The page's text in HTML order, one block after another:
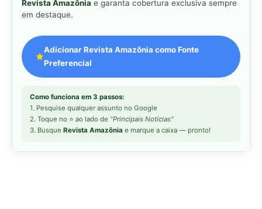
Revista Amazônia e garanta cobertura exclusiva sempre
em destaque.
Adicionar Revista Amazônia como Fonte
Preferencial
Como funciona em 3 passos:
1. Pesquise qualquer assunto no Google
2. Toque no ⭐ ao lado de "Principais Notícias"
3. Busque Revista Amazônia e marque a caixa — pronto!